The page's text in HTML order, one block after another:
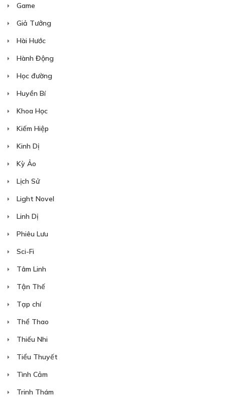
Game
Giả Tưởng
Hài Hước
Hành Động
Học đường
Huyền Bí
Khoa Học
Kiếm Hiệp
Kinh Dị
Kỳ Ảo
Lịch Sử
Light Novel
Linh Dị
Phiêu Lưu
Sci-Fi
Tâm Linh
Tận Thế
Tạp chí
Thể Thao
Thiếu Nhi
Tiểu Thuyết
Tình Cảm
Trinh Thám